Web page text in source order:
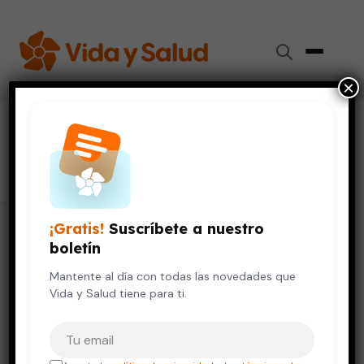
huérfanos
1 artículo
¡Gratis! Suscríbete a nuestro
boletín
Mantente al día con todas las novedades que
Vida y Salud tiene para ti.
×